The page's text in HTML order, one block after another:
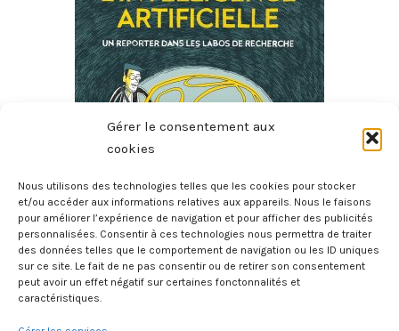
Gérer le consentement aux
cookies
Nous utilisons des technologies telles que les cookies pour stocker
et/ou accéder aux informations relatives aux appareils. Nous le faisons
pour améliorer l’expérience de navigation et pour afficher des publicités
personnalisées. Consentir à ces technologies nous permettra de traiter
des données telles que le comportement de navigation ou les ID uniques
sur ce site. Le fait de ne pas consentir ou de retirer son consentement
peut avoir un effet négatif sur certaines fonctonnalités et
caractéristiques.
Les Défis De L’intelligence Artificielle – Un Reporter Dans
Les Labos De Recherche
6 juillet 2026